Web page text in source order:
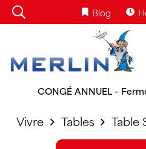
Blog
CONGÉ ANNUEL –
Vivre Tables Table